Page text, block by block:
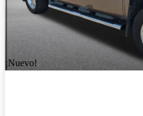
¡Nuevo!